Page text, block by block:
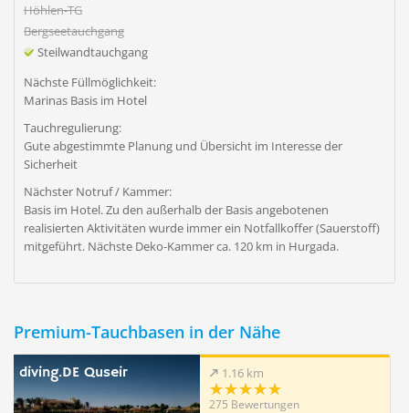
Höhlen-TG
Bergseetauchgang
Steilwandtauchgang
Nächste Füllmöglichkeit:
Marinas Basis im Hotel
Tauchregulierung:
Gute abgestimmte Planung und Übersicht im Interesse der
Sicherheit
Nächster Notruf / Kammer:
Basis im Hotel. Zu den außerhalb der Basis angebotenen
realisierten Aktivitäten wurde immer ein Notfallkoffer (Sauerstoff)
mitgeführt. Nächste Deko-Kammer ca. 120 km in Hurgada.
Premium-Tauchbasen in der Nähe
diving.DE Quseir 1.16 km
275 Bewertungen